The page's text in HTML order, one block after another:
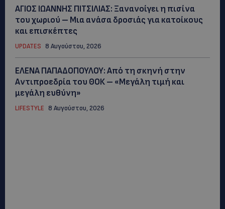
ΑΓΙΟΣ ΙΩΑΝΝΗΣ ΠΙΤΣΙΛΙΑΣ: Ξανανοίγει η πισίνα
του χωριού – Μια ανάσα δροσιάς για κατοίκους
και επισκέπτες
UPDATES 8 Αυγούστου, 2026
ΕΛΕΝΑ ΠΑΠΑΔΟΠΟΥΛΟΥ: Από τη σκηνή στην
Αντιπροεδρία του ΘΟΚ – «Μεγάλη τιμή και
μεγάλη ευθύνη»
LIFESTYLE 8 Αυγούστου, 2026